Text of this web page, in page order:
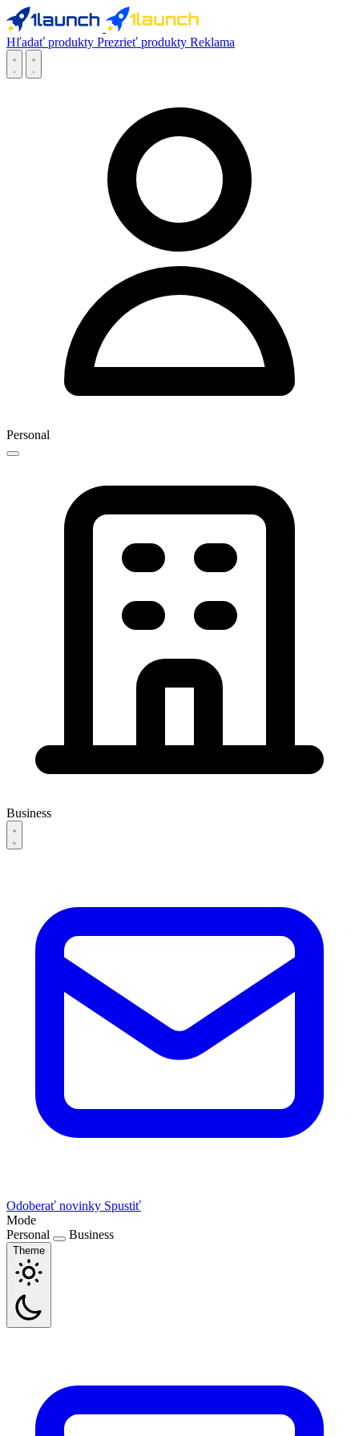
Hľadať produkty Prezrieť produkty Reklama
Personal
Business
Odoberať novinky Spustiť
Mode
Personal
Business
Theme